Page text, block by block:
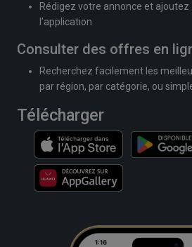
Rédigez votre annonce et ajoutez
l'application
Consulter des offres en
Recherchez facilement les
par région, par catégorie, ou
Télécharger